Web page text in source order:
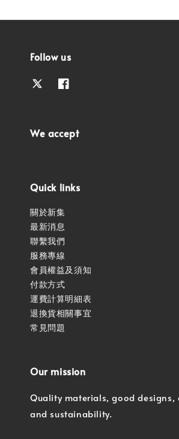
Follow us
We accept
Quick links
關於新集
最新消息
聯繫我們
服務專線
會員權益及須知
付款方式
運費計算明細表
退換貨相關事宜
常見問題
Our mission
Quality materials, good designs,
and sustainability.